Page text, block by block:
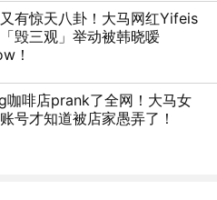
有惊天八卦！大马网红Yifeis
毁三观」举动被韩晓嗳
！
咖啡店prank了全网！大马女
号才知道被店家愚弄了！